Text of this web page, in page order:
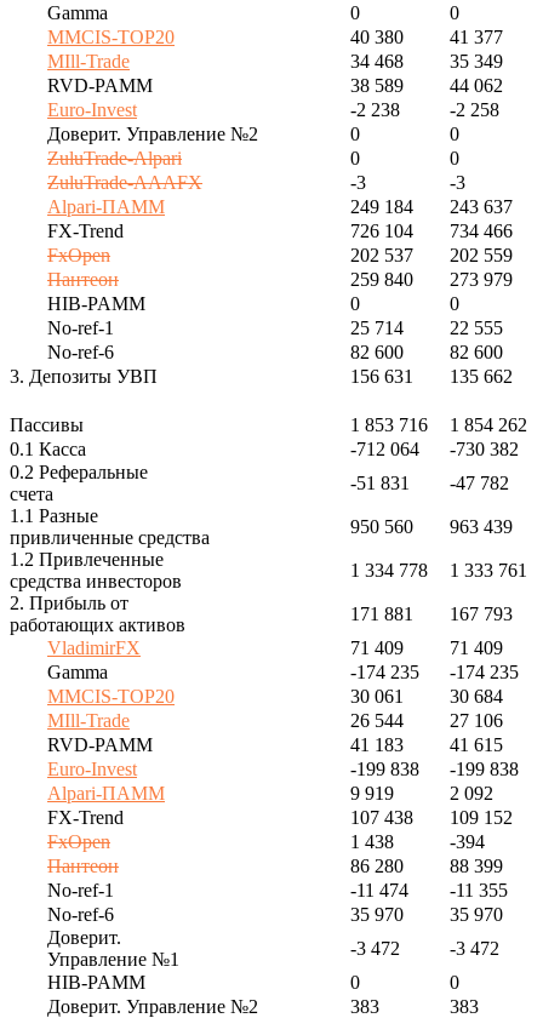
Gamma
0
0
MMCIS-TOP20
40 380
41 377
MIll-Trade
34 468
35 349
RVD-PAMM
38 589
44 062
Euro-Invest
-2 238
-2 258
Доверит. Управление №2
0
0
ZuluTrade-Alpari
0
0
ZuluTrade-AAAFX
-3
-3
Alpari-ПАММ
249 184
243 637
FX-Trend
726 104
734 466
FxOpen
202 537
202 559
Пантеон
259 840
273 979
HIB-PAMM
0
0
No-ref-1
25 714
22 555
No-ref-6
82 600
82 600
3. Депозиты УВП
156 631 135 662
Пассивы 1 853 716
1 854 262
0.1 Касса
-712 064
-730 382
0.2 Реферальные
счета
-51 831
-47 782
1.1 Разные
привличенные средства
950 560
963 439
1.2 Привлеченные
средства инвесторов
1 334 778
1 333 761
2. Прибыль от
работающих активов
171 881
167 793
VladimirFX
71 409
71 409
Gamma
-174 235
-174 235
MMCIS-TOP20
30 061
30 684
MIll-Trade
26 544
27 106
RVD-PAMM
41 183
41 615
Euro-Invest
-199 838
-199 838
Alpari-ПАММ
9 919
2 092
FX-Trend
107 438
109 152
FxOpen
1 438
-394
Пантеон
86 280
88 399
No-ref-1
-11 474
-11 355
No-ref-6
35 970
35 970
Доверит.
Управление №1
-3 472
-3 472
HIB-PAMM
0
0
Доверит. Управление №2
383
383